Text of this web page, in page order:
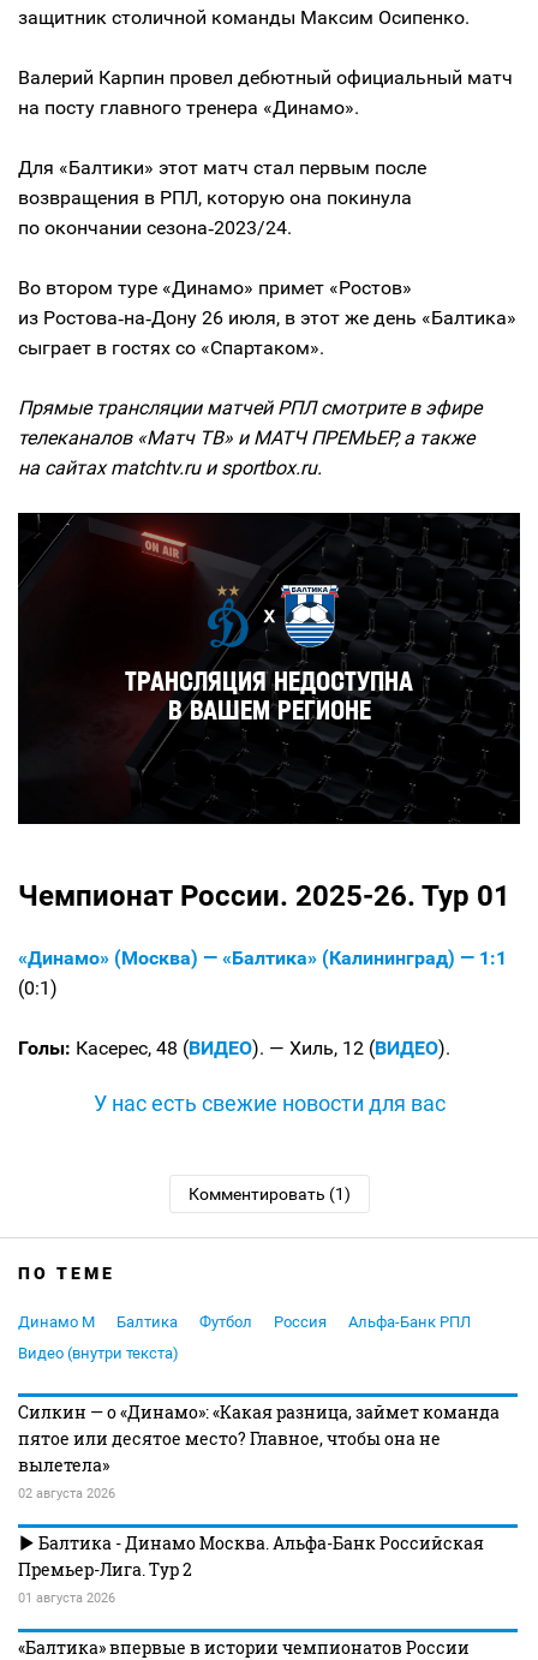
защитник столичной команды Максим Осипенко.
Валерий Карпин провел дебютный официальный матч
на посту главного тренера «Динамо».
Для «Балтики» этот матч стал первым после
возвращения в РПЛ, которую она покинула
по окончании сезона‑2023/24.
Во втором туре «Динамо» примет «Ростов»
из Ростова‑на‑Дону 26 июля, в этот же день «Балтика»
сыграет в гостях со «Спартаком».
Прямые трансляции матчей РПЛ смотрите в эфире
телеканалов «Матч ТВ» и МАТЧ ПРЕМЬЕР, а также
на сайтах matchtv.ru и sportbox.ru.
Чемпионат России. 2025-26. Тур 01
«Динамо» (Москва) — «Балтика» (Калининград) — 1:1
(0:1)
Голы: Касерес, 48 (ВИДЕО). — Хиль, 12 (ВИДЕО).
У нас есть свежие новости для вас
Комментировать (1)
ПО ТЕМЕ
Динамо М Балтика Футбол Россия
Альфа-Банк РПЛ
Видео (внутри текста)
Силкин — о «Динамо»: «Какая разница, займет команда
пятое или десятое место? Главное, чтобы она не
вылетела»
02 августа 2026
Балтика - Динамо Москва. Альфа-Банк Российская
Премьер-Лига. Тур 2
01 августа 2026
«Балтика» впервые в истории чемпионатов России